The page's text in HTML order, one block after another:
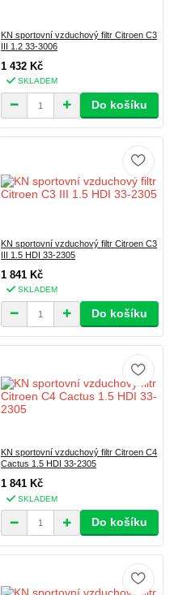
KN sportovní vzduchový filtr Citroen C3
III 1.2 33-3006
1 432 Kč
SKLADEM
Do košíku
KN sportovní vzduchový filtr Citroen C3
III 1.5 HDI 33-2305
1 841 Kč
SKLADEM
Do košíku
KN sportovní vzduchový filtr Citroen C4
Cactus 1.5 HDI 33-2305
1 841 Kč
SKLADEM
Do košíku